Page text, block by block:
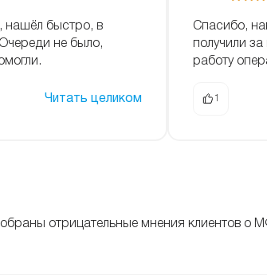
быстро, в
не было,
Читать целиком
Спасибо,
получили
работу
1
отрицательные мнения клиентов о